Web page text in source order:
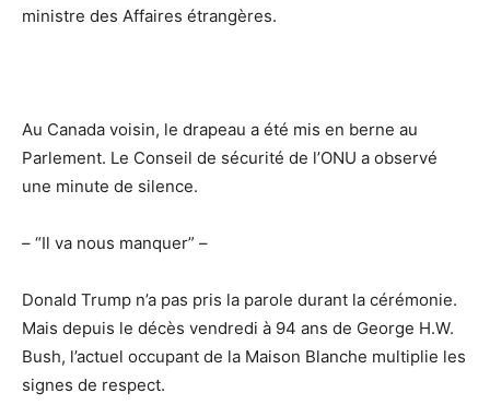
ministre des Affaires étrangères.
Au Canada voisin, le drapeau a été mis en berne au
Parlement. Le Conseil de sécurité de l’ONU a observé
une minute de silence.
– “Il va nous manquer” –
Donald Trump n’a pas pris la parole durant la cérémonie.
Mais depuis le décès vendredi à 94 ans de George H.W.
Bush, l’actuel occupant de la Maison Blanche multiplie les
signes de respect.